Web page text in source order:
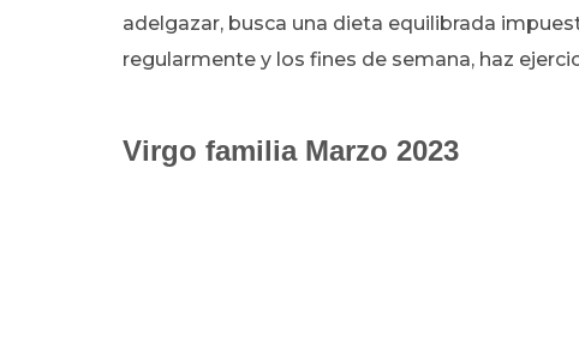
adelgazar, busca una dieta equilibrada
regularmente y los fines de semana, haz
Virgo familia Marzo 2023